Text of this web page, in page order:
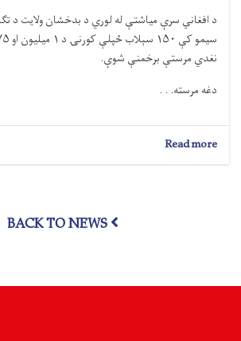
د افغاني سرې میاشتې له لوري د بدخشان ولایت د
نغدي مرستې برخمنې شوې.
دغه مرسته. . .
Read more
بدخشان؛
او
BACK TO NEWS